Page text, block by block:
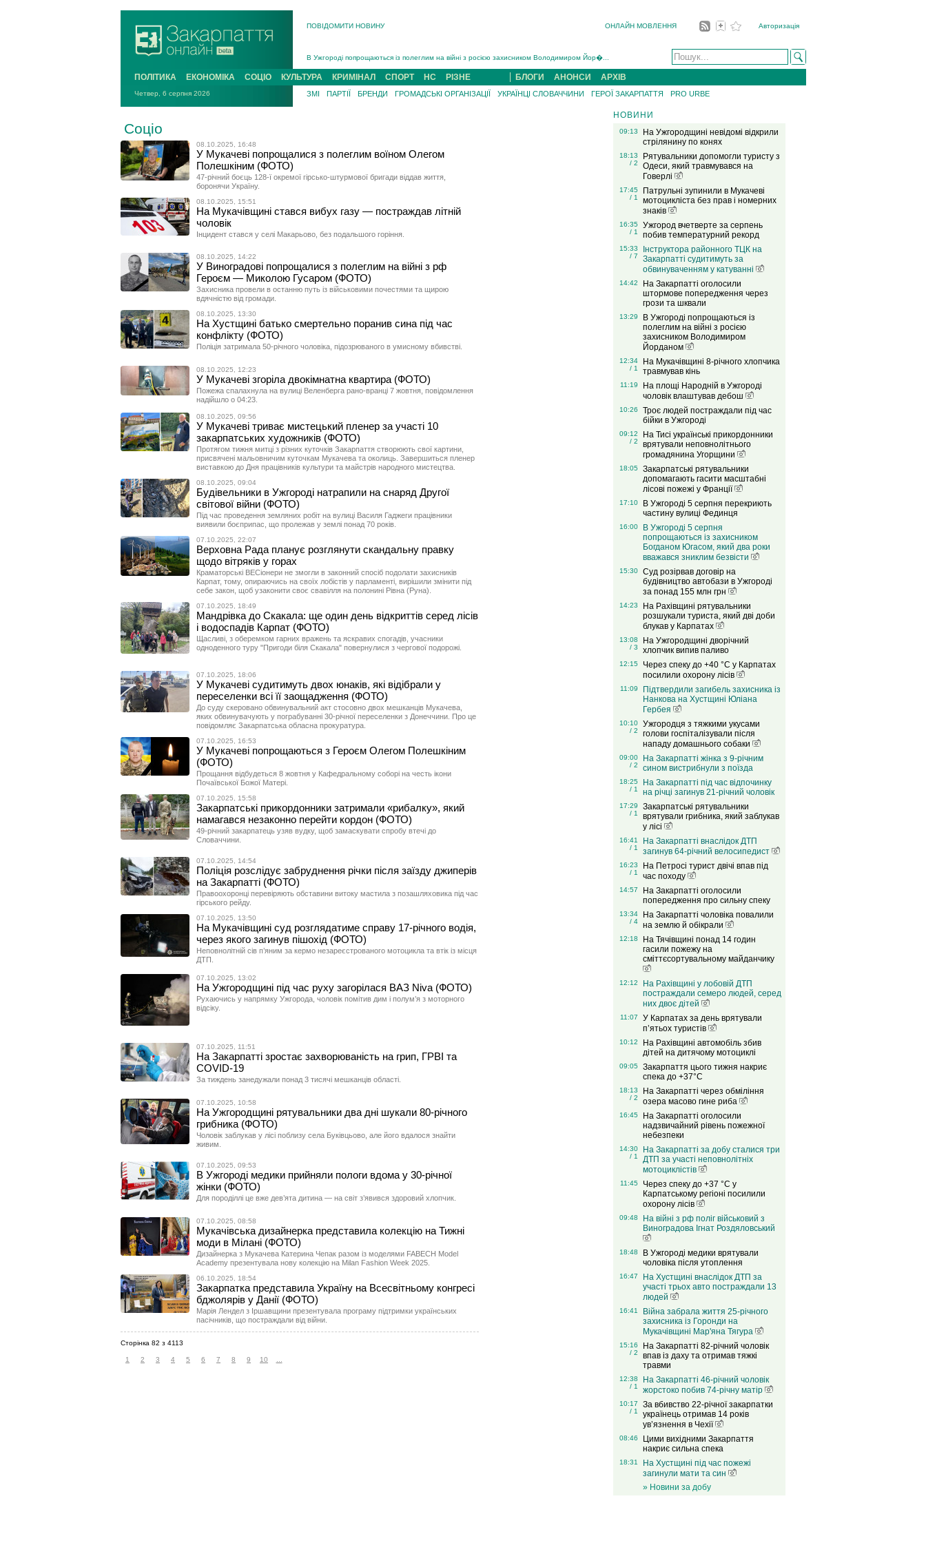
ПОВІДОМИТИ НОВИНУ ОНЛАЙН МОВЛЕННЯ Авторизація
В Ужгороді попрощаються із полеглим на війні з росією захисником Володимиром Йор�...
В Ужгороді 5 серпня попрощаються із захисником Богданом Югасом, який два роки �...
Підтвердили загибель захисника із Нанкова на Хустщині Юліана Гербея (ФОТО)[/gree...
На війні з рф поліг військовий з Виноградова Ігнат Роздяловський (ФОТО)...
ПОЛІТИКА ЕКОНОМІКА СОЦІО КУЛЬТУРА КРИМІНАЛ СПОРТ НС РІЗНЕ БЛОГИ АНОНСИ АРХІВ
Четвер, 6 серпня 2026 ЗМІ ПАРТІЇ БРЕНДИ ГРОМАДСЬКІ ОРГАНІЗАЦІЇ УКРАЇНЦІ СЛОВАЧЧИНИ ГЕРОЇ ЗАКАРПАТТЯ PRO URBE
Соціо
08.10.2025, 16:48
У Мукачеві попрощалися з полеглим воїном Олегом
Полешкіним (ФОТО)
47-річний боєць 128-ї окремої гірсько-штурмової бригади віддав життя,
боронячи Україну.
08.10.2025, 15:51
На Мукачівщині стався вибух газу — постраждав літній
чоловік
Інцидент стався у селі Макарьово, без подальшого горіння.
08.10.2025, 14:22
У Виноградові попрощалися з полеглим на війні з рф
Героєм — Миколою Гусаром (ФОТО)
Захисника провели в останню путь із військовими почестями та щирою
вдячністю від громади.
08.10.2025, 13:30
На Хустщині батько смертельно поранив сина під час
конфлікту (ФОТО)
Поліція затримала 50-річного чоловіка, підозрюваного в умисному вбивстві.
08.10.2025, 12:23
У Мукачеві згоріла двокімнатна квартира (ФОТО)
Пожежа спалахнула на вулиці Веленберга рано-вранці 7 жовтня, повідомлення
надійшло о 04:23.
08.10.2025, 09:56
У Мукачеві триває мистецький пленер за участі 10
закарпатських художників (ФОТО)
Протягом тижня митці з різних куточків Закарпаття створюють свої картини,
присвячені мальовничим куточкам Мукачева та околиць. Завершиться пленер
виставкою до Дня працівників культури та майстрів народного мистецтва.
08.10.2025, 09:04
Будівельники в Ужгороді натрапили на снаряд Другої
світової війни (ФОТО)
Під час проведення земляних робіт на вулиці Василя Гаджеги працівники
виявили боєприпас, що пролежав у землі понад 70 років.
07.10.2025, 22:07
Верховна Рада планує розглянути скандальну правку
щодо вітряків у горах
Краматорські ВЕСіонери не змогли в законний спосіб подолати захисників
Карпат, тому, опираючись на своїх лобістів у парламенті, вирішили змінити під
себе закон, щоб узаконити своє свавілля на полонині Рівна (Руна).
07.10.2025, 18:49
Мандрівка до Скакала: ще один день відкриттів серед лісів
і водоспадів Карпат (ФОТО)
Щасливі, з оберемком гарних вражень та яскравих спогадів, учасники
одноденного туру "Пригоди біля Скакала" повернулися з чергової подорожі.
07.10.2025, 18:06
У Мукачеві судитимуть двох юнаків, які відібрали у
переселенки всі її заощадження (ФОТО)
До суду скеровано обвинувальний акт стосовно двох мешканців Мукачева,
яких обвинувачують у пограбуванні 30-річної переселенки з Донеччини. Про це
повідомляє Закарпатська обласна прокуратура.
07.10.2025, 16:53
У Мукачеві попрощаються з Героєм Олегом Полешкіним
(ФОТО)
Прощання відбудеться 8 жовтня у Кафедральному соборі на честь ікони
Почаївської Божої Матері.
07.10.2025, 15:58
Закарпатські прикордонники затримали «рибалку», який
намагався незаконно перейти кордон (ФОТО)
49-річний закарпатець узяв вудку, щоб замаскувати спробу втечі до
Словаччини.
07.10.2025, 14:54
Поліція розслідує забруднення річки після заїзду джиперів
на Закарпатті (ФОТО)
Правоохоронці перевіряють обставини витоку мастила з позашляховика під час
гірського рейду.
07.10.2025, 13:50
На Мукачівщині суд розглядатиме справу 17-річного водія,
через якого загинув пішохід (ФОТО)
Неповнолітній сів п’яним за кермо незареєстрованого мотоцикла та втік із місця
ДТП.
07.10.2025, 13:02
На Ужгородщині під час руху загорілася ВАЗ Niva (ФОТО)
Рухаючись у напрямку Ужгорода, чоловік помітив дим і полум’я з моторного
відсіку.
07.10.2025, 11:51
На Закарпатті зростає захворюваність на грип, ГРВІ та
COVID-19
За тиждень занедужали понад 3 тисячі мешканців області.
07.10.2025, 10:58
На Ужгородщині рятувальники два дні шукали 80-річного
грибника (ФОТО)
Чоловік заблукав у лісі поблизу села Буківцьово, але його вдалося знайти
живим.
07.10.2025, 09:53
В Ужгороді медики прийняли пологи вдома у 30-річної
жінки (ФОТО)
Для породіллі це вже дев’ята дитина — на світ з’явився здоровий хлопчик.
07.10.2025, 08:58
Мукачівська дизайнерка представила колекцію на Тижні
моди в Мілані (ФОТО)
Дизайнерка з Мукачева Катерина Чепак разом із моделями FABECH Model
Academy презентувала нову колекцію на Milan Fashion Week 2025.
06.10.2025, 18:54
Закарпатка представила Україну на Всесвітньому конгресі
бджолярів у Данії (ФОТО)
Марія Лендел з Іршавщини презентувала програму підтримки українських
пасічників, що постраждали від війни.
Сторінка 82 з 4113
1 2 3 4 5 6 7 8 9 10
НОВИНИ
09:13
На Ужгородщині невідомі відкрили
стрілянину по конях
18:13
/ 2
Рятувальники допомогли туристу з
Одеси, який травмувався на
Говерлі
17:45
/ 1
Патрульні зупинили в Мукачеві
мотоцикліста без прав і номерних
знаків
16:35
/ 1
Ужгород вчетверте за серпень
побив температурний рекорд
15:33
/ 7
Інструктора районного ТЦК на
Закарпатті судитимуть за
обвинуваченням у катуванні
14:42
На Закарпатті оголосили
штормове попередження через
грози та шквали
13:29
В Ужгороді попрощаються із
полеглим на війні з росією
захисником Володимиром
Йорданом
12:34
/ 1
На Мукачівщині 8-річного хлопчика
травмував кінь
11:19
На площі Народній в Ужгороді
чоловік влаштував дебош
10:26
Троє людей постраждали під час
бійки в Ужгороді
09:12
/ 2
На Тисі українські прикордонники
врятували неповнолітнього
громадянина Угорщини
18:05
Закарпатські рятувальники
допомагають гасити масштабні
лісові пожежі у Франції
17:10
В Ужгороді 5 серпня перекриють
частину вулиці Фединця
16:00
В Ужгороді 5 серпня
попрощаються із захисником
Богданом Югасом, який два роки
вважався зниклим безвісти
15:30
Суд розірвав договір на
будівництво автобази в Ужгороді
за понад 155 млн грн
14:23
На Рахівщині рятувальники
розшукали туриста, який дві доби
блукав у Карпатах
13:08
/ 3
На Ужгородщині дворічний
хлопчик випив паливо
12:15
Через спеку до +40 °C у Карпатах
посилили охорону лісів
11:09
Підтвердили загибель захисника із
Нанкова на Хустщині Юліана
Гербея
10:10
/ 2
Ужгородця з тяжкими укусами
голови госпіталізували після
нападу домашнього собаки
09:00
/ 2
На Закарпатті жінка з 9-річним
сином вистрибнули з поїзда
18:25
/ 1
На Закарпатті під час відпочинку
на річці загинув 21-річний чоловік
17:29
/ 1
Закарпатські рятувальники
врятували грибника, який заблукав
у лісі
16:41
/ 1
На Закарпатті внаслідок ДТП
загинув 64-річний велосипедист
16:23
/ 1
На Петросі турист двічі впав під
час походу
14:57
На Закарпатті оголосили
попередження про сильну спеку
13:34
/ 4
На Закарпатті чоловіка повалили
на землю й обікрали
12:18
На Тячівщині понад 14 годин
гасили пожежу на
сміттєсортувальному майданчику
12:12
На Рахівщині у лобовій ДТП
постраждали семеро людей, серед
них двоє дітей
11:07
У Карпатах за день врятували
п’ятьох туристів
10:12
На Рахівщині автомобіль збив
дітей на дитячому мотоциклі
09:05
Закарпаття цього тижня накриє
спека до +37°C
18:13
/ 2
На Закарпатті через обміління
озера масово гине риба
16:45
На Закарпатті оголосили
надзвичайний рівень пожежної
небезпеки
14:30
/ 1
На Закарпатті за добу сталися три
ДТП за участі неповнолітніх
мотоциклістів
11:45
Через спеку до +37 °C у
Карпатському регіоні посилили
охорону лісів
09:48
На війні з рф поліг військовий з
Виноградова Ігнат Роздяловський
18:48
В Ужгороді медики врятували
чоловіка після утоплення
16:47
На Хустщині внаслідок ДТП за
участі трьох авто постраждали 13
людей
16:41
Війна забрала життя 25-річного
захисника із Горонди на
Мукачівщині Мар'яна Тягура
15:16
/ 2
На Закарпатті 82-річний чоловік
впав із даху та отримав тяжкі
травми
12:38
/ 1
На Закарпатті 46-річний чоловік
жорстоко побив 74-річну матір
10:17
/ 1
За вбивство 22-річної закарпатки
українець отримав 14 років
ув’язнення в Чехії
08:46
Цими вихідними Закарпаття
накриє сильна спека
18:31
На Хустщині під час пожежі
загинули мати та син
» Новини за добу